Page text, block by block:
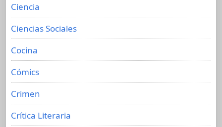
Ciencia
Ciencias Sociales
Cocina
Cómics
Crimen
Crítica Literaria